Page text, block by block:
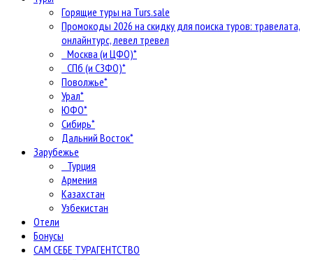
Горящие туры на Turs.sale
Промокоды 2026 на скидку для поиска туров: травелата,
онлайнтурс, левел тревел
Москва (и ЦФО)*
СПб (и СЗФО)*
Поволжье*
Урал*
ЮФО*
Сибирь*
Дальний Восток*
Зарубежье
Турция
Армения
Казахстан
Узбекистан
Отели
Бонусы
САМ СЕБЕ ТУРАГЕНТСТВО